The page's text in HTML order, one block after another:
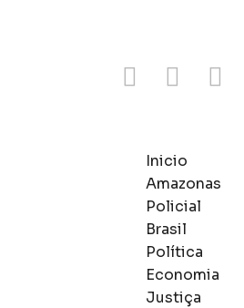
Inicio
Amazonas
Policial
Brasil
Política
Economia
Justiça